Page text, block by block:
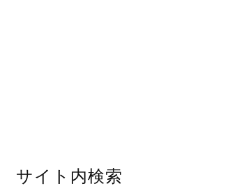
サイト内検索